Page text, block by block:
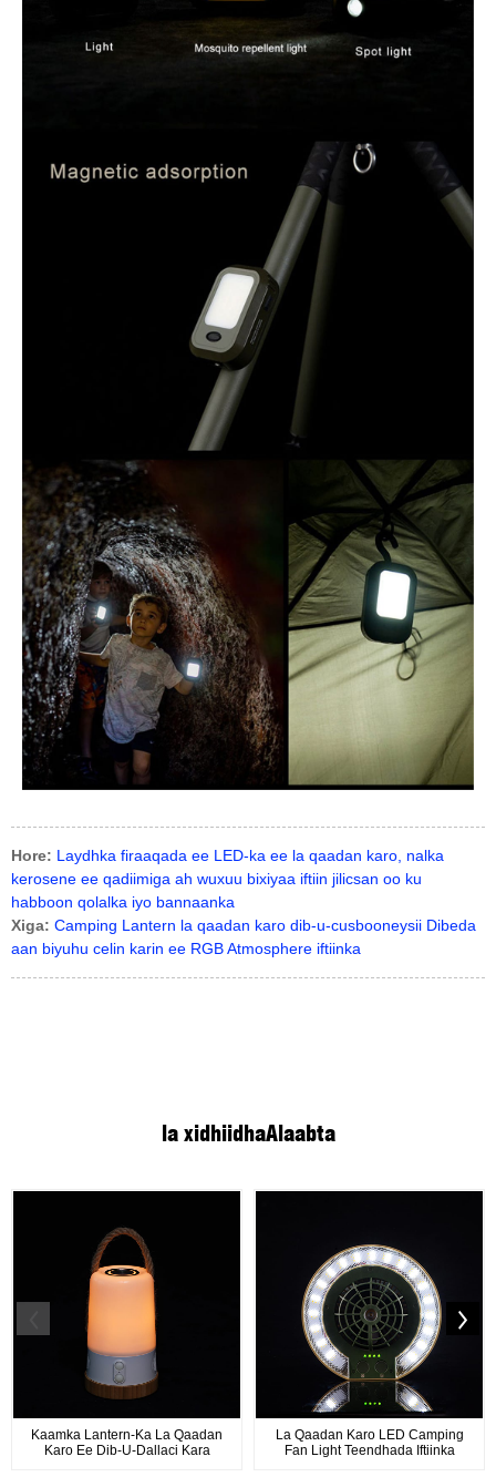
Hore: Laydhka firaaqada ee LED-ka ee la qaadan karo, nalka
kerosene ee qadiimiga ah wuxuu bixiyaa iftiin jilicsan oo ku
habboon qolalka iyo bannaanka
Xiga: Camping Lantern la qaadan karo dib-u-cusbooneysii Dibeda
aan biyuhu celin karin ee RGB Atmosphere iftiinka
la xidhiidhaAlaabta
Kaamka Lantern-Ka La Qaadan
Karo Ee Dib-U-Dallaci Kara
La Qaadan Karo LED Camping
Fan Light Teendhada Iftiinka